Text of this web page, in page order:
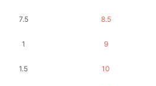
7.5
1
1.5
8.5
9
10